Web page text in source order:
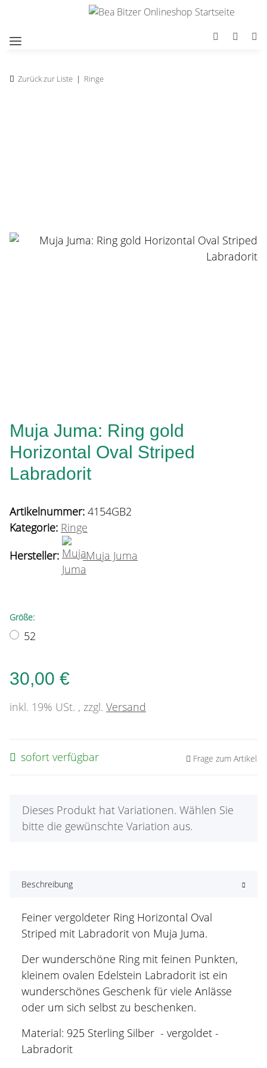
Zurück zur Liste Ringe
Muja Juma: Ring gold
Horizontal Oval Striped
Labradorit
Artikelnummer: 4154GB2
Kategorie: Ringe
Hersteller:
Muja Juma
Größe:
52
30,00 €
inkl. 19% USt. , zzgl. Versand
sofort verfügbar Frage zum Artikel
x
Dieses Produkt hat Variationen. Wählen Sie
bitte die gewünschte Variation aus.
Beschreibung
Feiner vergoldeter Ring Horizontal Oval
Striped mit Labradorit von Muja Juma.
Der wunderschöne Ring mit feinen Punkten,
kleinem ovalen Edelstein Labradorit ist ein
wunderschönes Geschenk für viele Anlässe
oder um sich selbst zu beschenken.
Material: 925 Sterling Silber - vergoldet -
Labradorit